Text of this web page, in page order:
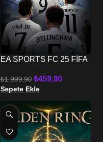
EA SPORTS FC 25 FİFA
₺1.999,90 ₺459,90
Sepete Ekle
-75%